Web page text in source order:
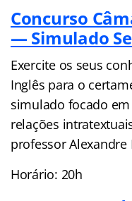
Concurso
— Simulado
Exercite os seus
Inglês para o
simulado focado
relações
professor Alexandre
Horário: 20h